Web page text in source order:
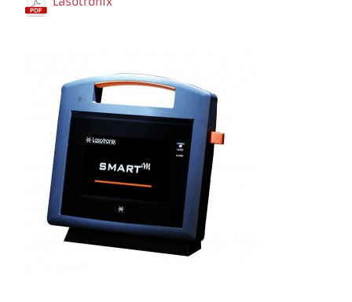
Necessary
These
cookies
are not
optional.
They are
needed for
the
website to
function.